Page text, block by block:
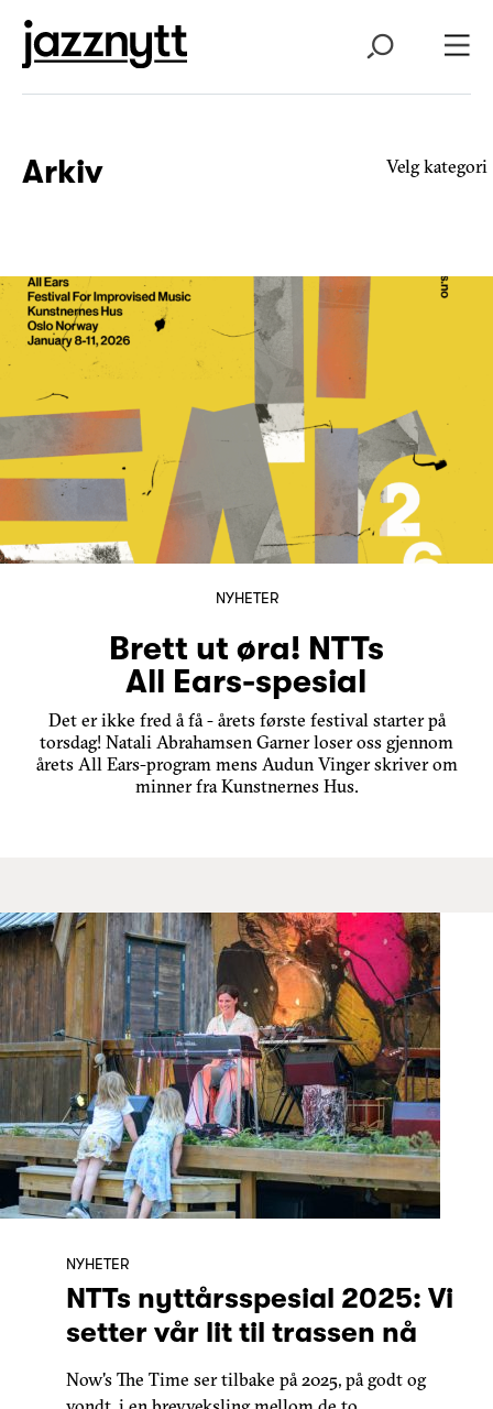
Velg kategori
Arkiv
NYHETER
Brett ut øra! NTTs
All Ears-spesial
Det er ikke fred å få - årets første festival starter på
torsdag! Natali Abrahamsen Garner loser oss gjennom
årets All Ears-program mens Audun Vinger skriver om
minner fra Kunstnernes Hus.
NYHETER
NTTs nyttårsspesial 2025: Vi
setter vår lit til trassen nå
Now's The Time ser tilbake på 2025, på godt og